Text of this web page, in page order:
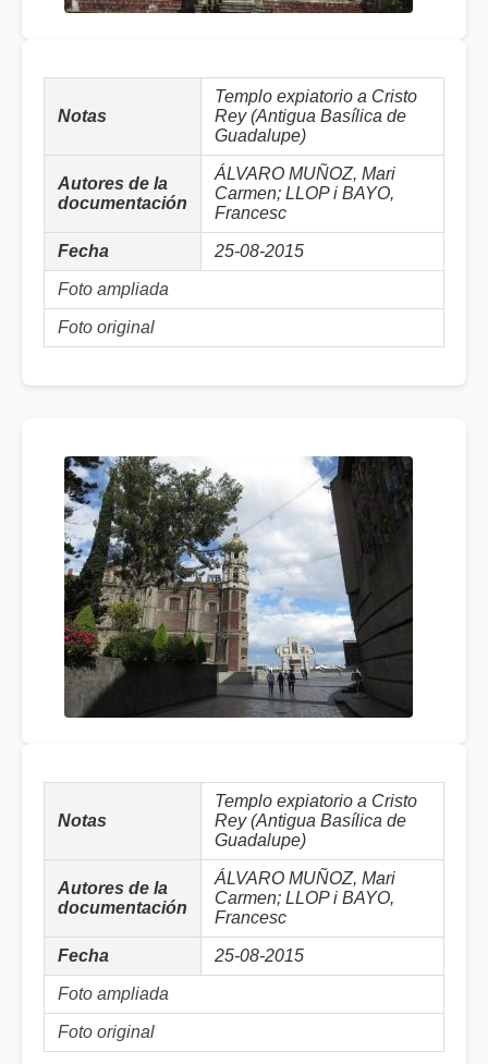
Notas
Templo expiatorio a Cristo
Rey (Antigua Basílica de
Guadalupe)
Autores de la
documentación
ÁLVARO MUÑOZ, Mari
Carmen; LLOP i BAYO,
Francesc
Fecha 25-08-2015
Foto ampliada
Foto original
Notas
Templo expiatorio a Cristo
Rey (Antigua Basílica de
Guadalupe)
Autores de la
documentación
ÁLVARO MUÑOZ, Mari
Carmen; LLOP i BAYO,
Francesc
Fecha 25-08-2015
Foto ampliada
Foto original